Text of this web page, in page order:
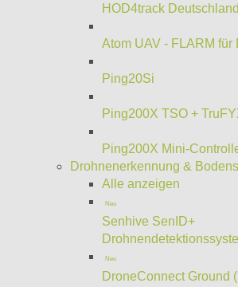
HOD4track
Atom UAV - FLARM für
Ping20Si
Ping200X TSO +
Ping200X Mini-
Drohnenerkennung &
Alle anzeigen
Neu
Senhive SenID+
Neu
DroneConnect Ground